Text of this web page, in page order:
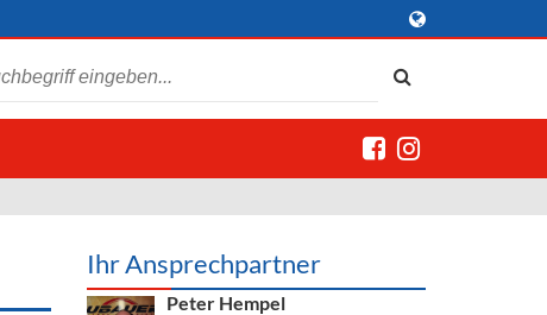
Ihr Ansprechpartner
Peter Hempel